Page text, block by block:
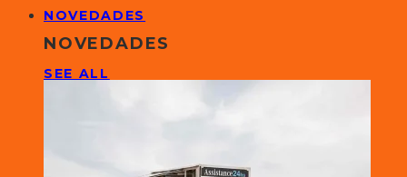
NOVEDADES
NOVEDADES
SEE ALL